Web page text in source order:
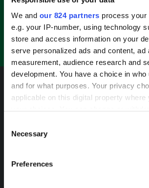
We and our 824 partners process your
e.g. your IP-number, using technology
store and access information on your
serve personalized ads and content, ad
measurement, audience research and
development. You have a choice in
and for what purposes. Your privacy
applicable on this digital property where
the Privacy trigger icon.
Collect information about your
Selection
Necessary
Preferences
Die Datenschutzerklärung
Teilnahmebedingungen habe
akzeptiert.
Ja, ich bin über 18
Contact Info